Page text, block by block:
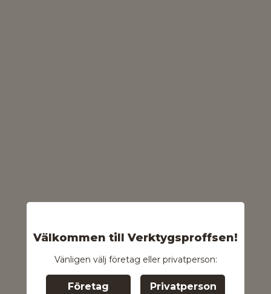
Välkommen till Verktygsproffsen!
Vänligen välj företag eller privatperson:
Företag Privatperson